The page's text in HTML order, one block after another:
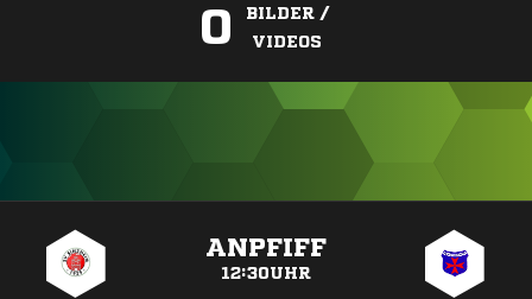
0
BILDER /
VIDEOS
ANPFIFF
12:30UHR